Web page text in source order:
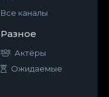
Все каналы
Разное
Актёры
Ожидаемые